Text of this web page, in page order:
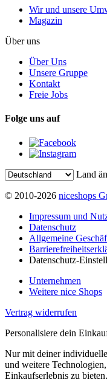
Wir und unsere
Magazin
Über uns
Über Uns
Unsere Gruppe
Kontakt
Freie Jobs
Folge uns auf
Land
© 2010-2026 niceshops
Impressum und
Datenschutz
Allgemeine
Datenschutz-
Unternehmen
Weitere nice Shops
Vertrag widerrufen
Personalisiere dein
Nur mit deiner
und weitere
Einkaufserlebnis zu bieten.